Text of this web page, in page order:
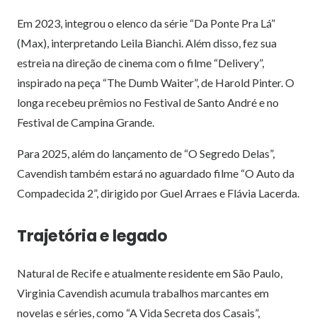
Em 2023, integrou o elenco da série “Da Ponte Pra Lá”
(Max), interpretando Leila Bianchi. Além disso, fez sua
estreia na direção de cinema com o filme “Delivery”,
inspirado na peça “The Dumb Waiter”, de Harold Pinter. O
longa recebeu prêmios no Festival de Santo André e no
Festival de Campina Grande.
Para 2025, além do lançamento de “O Segredo Delas”,
Cavendish também estará no aguardado filme “O Auto da
Compadecida 2”, dirigido por Guel Arraes e Flávia Lacerda.
Trajetória e legado
Natural de Recife e atualmente residente em São Paulo,
Virginia Cavendish acumula trabalhos marcantes em
novelas e séries, como “A Vida Secreta dos Casais”,